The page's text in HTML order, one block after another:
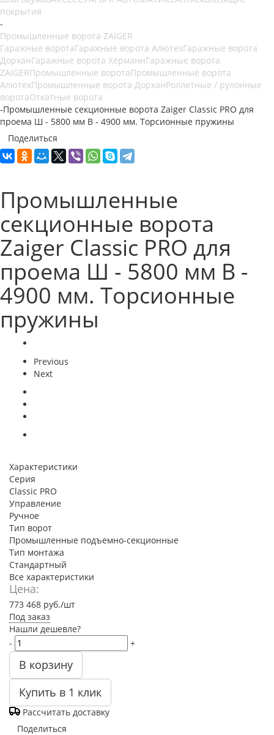
покрытия
-
Промышленные ворота ZAIGER
Гаражные воротаГаражные ворота АлютехГаражные ворота
ДорханГаражные ворота ХёрманнГаражные ворота
ZAIGERПромышленные воротаПромышленные ворота
АлютехПромышленные ворота ДорханРоллетные / рулонные
воротаОткатные ворота
-Промышленные секционные ворота Zaiger Classic PRO для
проема Ш - 5800 мм В - 4900 мм. Торсионные пружины
Поделиться
Промышленные
секционные ворота
Zaiger Classic PRO для
проема Ш - 5800 мм В -
4900 мм. Торсионные
пружины
Previous
Next
Характеристики
Серия
Classic PRO
Управление
Ручное
Тип ворот
Промышленные подъемно-секционные
Тип монтажа
Стандартный
Все характеристики
Цена:
773 468 руб./шт
Под заказ
Нашли дешевле?
-
+
В корзину
Купить в 1 клик
Рассчитать доставку
Поделиться